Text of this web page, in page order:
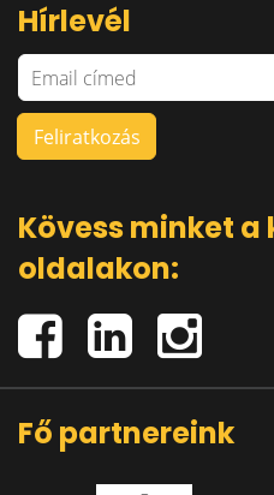
Hírlevél
Kövess minket a
oldalakon:
Fő partnereink